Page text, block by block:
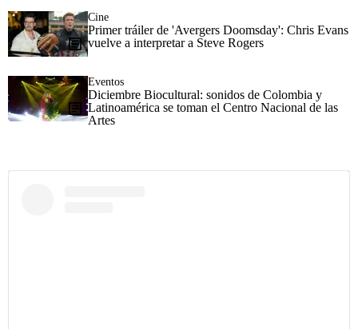
Cine
Primer tráiler de 'Avergers Doomsday': Chris Evans
vuelve a interpretar a Steve Rogers
Eventos
Diciembre Biocultural: sonidos de Colombia y
Latinoamérica se toman el Centro Nacional de las
Artes